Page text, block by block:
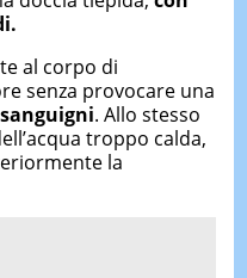
al corpo di
senza provocare una
. Allo stesso
troppo calda,
la